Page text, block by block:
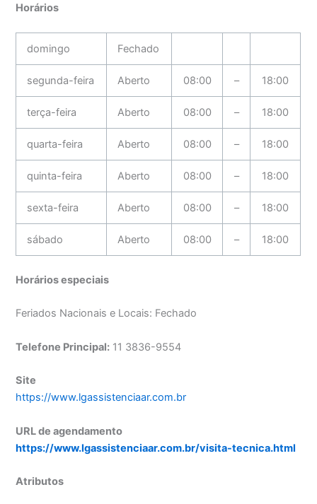
Horários
domingo Fechado
segunda-feira Aberto 08:00 – 18:00
terça-feira Aberto 08:00 – 18:00
quarta-feira Aberto 08:00 – 18:00
quinta-feira Aberto 08:00 – 18:00
sexta-feira Aberto 08:00 – 18:00
sábado Aberto 08:00 – 18:00
Horários especiais
Feriados Nacionais e Locais: Fechado
Telefone Principal: 11 3836-9554
Site
https://www.lgassistenciaar.com.br
URL de agendamento
https://www.lgassistenciaar.com.br/visita-tecnica.html
Atributos